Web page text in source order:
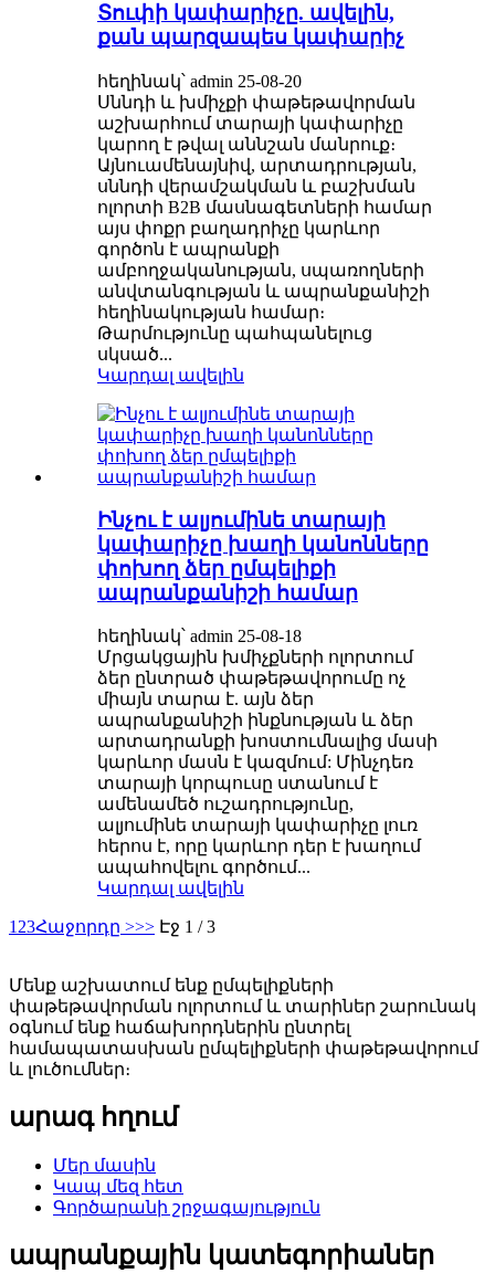
Տուփի կափարիչը. ավելին,
քան պարզապես կափարիչ
հեղինակ՝ admin 25-08-20
Սննդի և խմիչքի փաթեթավորման
աշխարհում տարայի կափարիչը
կարող է թվալ աննշան մանրուք։
Այնուամենայնիվ, արտադրության,
սննդի վերամշակման և բաշխման
ոլորտի B2B մասնագետների համար
այս փոքր բաղադրիչը կարևոր
գործոն է ապրանքի
ամբողջականության, սպառողների
անվտանգության և ապրանքանիշի
հեղինակության համար։
Թարմությունը պահպանելուց
սկսած...
Կարդալ ավելին
Ինչու է ալյումինե տարայի
կափարիչը խաղի կանոնները
փոխող ձեր ըմպելիքի
ապրանքանիշի համար
հեղինակ՝ admin 25-08-18
Մրցակցային խմիչքների ոլորտում
ձեր ընտրած փաթեթավորումը ոչ
միայն տարա է. այն ձեր
ապրանքանիշի ինքնության և ձեր
արտադրանքի խոստումնալից մասի
կարևոր մասն է կազմում: Մինչդեռ
տարայի կորպուսը ստանում է
ամենամեծ ուշադրությունը,
ալյումինե տարայի կափարիչը լուռ
հերոս է, որը կարևոր դեր է խաղում
ապահովելու գործում...
Կարդալ ավելին
1 23Հաջորդը >>> Էջ 1 / 3
Մենք աշխատում ենք ըմպելիքների
փաթեթավորման ոլորտում և տարիներ շարունակ
օգնում ենք հաճախորդներին ընտրել
համապատասխան ըմպելիքների փաթեթավորում
և լուծումներ։
արագ հղում
Մեր մասին
Կապ մեզ հետ
Գործարանի շրջագայություն
ապրանքային կատեգորիաներ